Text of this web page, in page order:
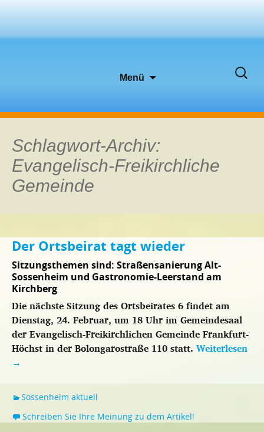
Menü
Suchen
Schlagwort-Archiv:
Evangelisch-Freikirchliche
Gemeinde
Der Ortsbeirat tagt wieder
Sitzungsthemen sind: Straßensanierung Alt-
Sossenheim und Gastronomie-Leerstand am
Kirchberg
Die nächste Sitzung des Ortsbeirates 6 findet am
Dienstag, 24. Februar, um 18 Uhr im Gemeindesaal
der Evangelisch-Freikirchlichen Gemeinde Frankfurt-
Höchst in der Bolongarostraße 110 statt. Weiterlesen
→
Sossenheim aktuell
Schreiben Sie Ihre Meinung zu dem Artikel!